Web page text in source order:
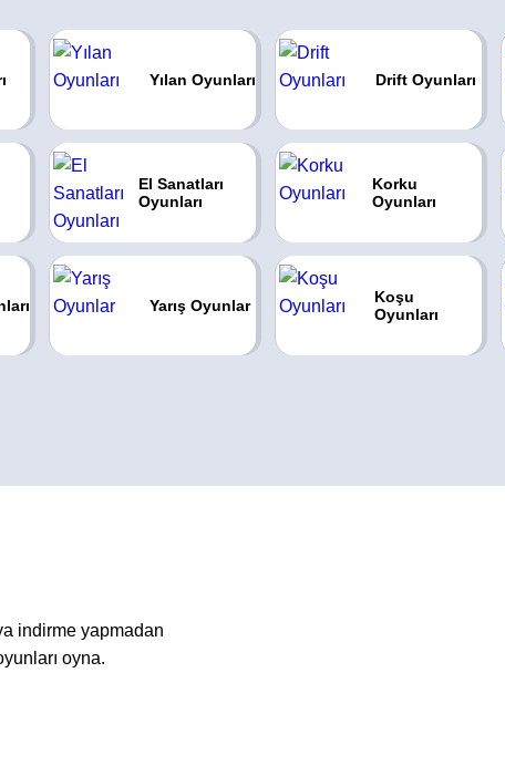
Yılan Oyunları Drift Oyunları
El Sanatları
Oyunları
Korku
Oyunları
Yarış Oyunlar
Koşu
Oyunları
indirme yapmadan
oyna.